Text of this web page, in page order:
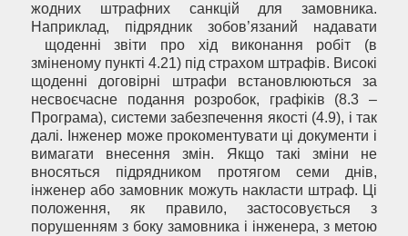
жодних штрафних санкцій для замовника.
Наприклад, підрядник зобов’язаний надавати
щоденні звіти про хід виконання робіт (в
зміненому пункті 4.21) під страхом штрафів. Високі
щоденні договірні штрафи встановлюються за
несвоєчасне подання розробок, графіків (8.3 –
Програма), системи забезпечення якості (4.9), і так
далі. Інженер може прокоментувати ці документи і
вимагати внесення змін. Якщо такі зміни не
вносяться підрядником протягом семи днів,
інженер або замовник можуть накласти штраф. Ці
положення, як правило, застосовується з
порушенням з боку замовника і інженера, з метою